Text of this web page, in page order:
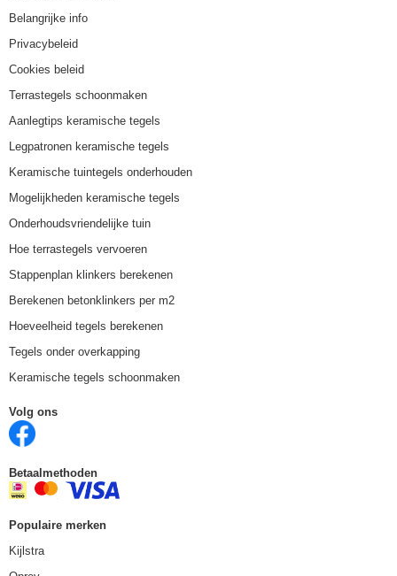
Belangrijke info
Privacybeleid
Cookies beleid
Terrastegels schoonmaken
Aanlegtips keramische tegels
Legpatronen keramische tegels
Keramische tuintegels onderhouden
Mogelijkheden keramische tegels
Onderhoudsvriendelijke tuin
Hoe terrastegels vervoeren
Stappenplan klinkers berekenen
Berekenen betonklinkers per m2
Hoeveelheid tegels berekenen
Tegels onder overkapping
Keramische tegels schoonmaken
Volg ons
Betaalmethoden
Populaire merken
Kijlstra